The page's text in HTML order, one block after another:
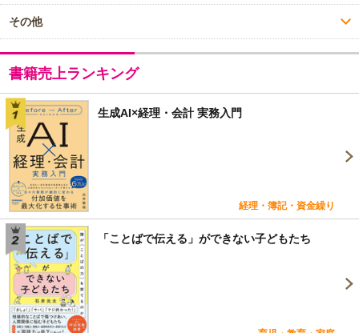
その他
書籍売上ランキング
生成AI×経理・会計 実務入門
経理・簿記・資金繰り
「ことばで伝える」ができない子どもたち